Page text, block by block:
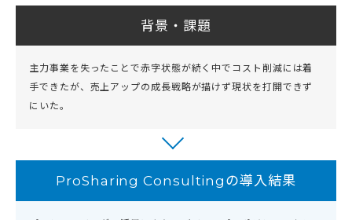
背景・課題
主力事業を失ったことで赤字状態が続く中でコスト削減には着
手できたが、売上アップの成長戦略が描けず現状を打開できず
にいた。
ProSharing Consultingの導入結果